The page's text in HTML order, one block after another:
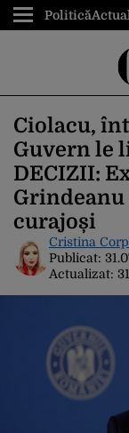
Politică
Ciolacu,
Guvern le
DECIZII:
Grindeanu
curajoși
Cristina
Publicat:
Actualizat: